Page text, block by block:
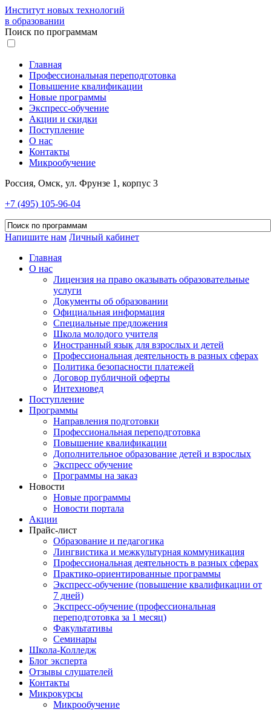
Институт новых технологий
в образовании
Поиск по программам
Главная
Профессиональная переподготовка
Повышение квалификации
Новые программы
Экспресс-обучение
Акции и скидки
Поступление
О нас
Контакты
Микрообучение
Россия, Омск, ул. Фрунзе 1, корпус 3
+7 (495) 105-96-04
Напишите нам Личный кабинет
Главная
О нас
Лицензия на право оказывать образовательные
услуги
Документы об образовании
Официальная информация
Специальные предложения
Школа молодого учителя
Иностранный язык для взрослых и детей
Профессиональная деятельность в разных сферах
Политика безопасности платежей
Договор публичной оферты
Интехновед
Поступление
Программы
Направления подготовки
Профессиональная переподготовка
Повышение квалификации
Дополнительное образование детей и взрослых
Экспресс обучение
Программы на заказ
Новости
Новые программы
Новости портала
Акции
Прайс-лист
Образование и педагогика
Лингвистика и межкультурная коммуникация
Профессиональная деятельность в разных сферах
Практико-ориентированные программы
Экспресс-обучение (повышение квалификации от
7 дней)
Экспресс-обучение (профессиональная
переподготовка за 1 месяц)
Факультативы
Семинары
Школа-Колледж
Блог эксперта
Отзывы слушателей
Контакты
Микрокурсы
Микрообучение